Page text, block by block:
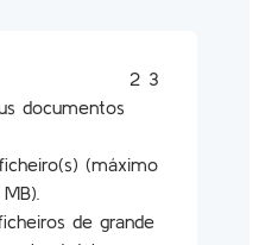
documentos
(máximo
de grande